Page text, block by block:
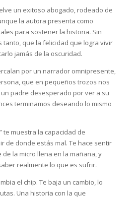
un exitoso abogado, rodeado de
la autora presenta como
para sostener la historia. Sin
tanto, que la felicidad que logra vivir
jamás de la oscuridad.
por un narrador omnipresente,
que en pequeños trozos nos
padre desesperado por ver a su
terminamos deseando lo mismo
te muestra la capacidad de
de donde estás mal. Te hace sentir
la micro llena en la mañana, y
realmente lo que es sufrir.
el chip. Te baja un cambio, lo
Una historia con la que